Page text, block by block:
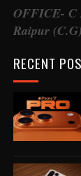
OFFICE- C
Raipur (C.G)
RECENT